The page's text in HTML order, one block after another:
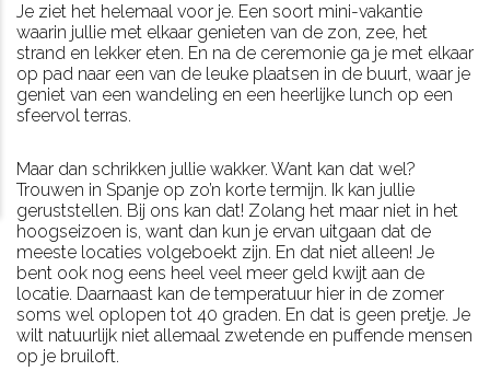
Je ziet het helemaal voor je. Een soort mini-vakantie
waarin jullie met elkaar genieten van de zon, zee, het
strand en lekker eten. En na de ceremonie ga je met elkaar
op pad naar een van de leuke plaatsen in de buurt, waar je
geniet van een wandeling en een heerlijke lunch op een
sfeervol terras.
Maar dan schrikken jullie wakker. Want kan dat wel?
Trouwen in Spanje op zo’n korte termijn. Ik kan jullie
geruststellen. Bij ons kan dat! Zolang het maar niet in het
hoogseizoen is, want dan kun je ervan uitgaan dat de
meeste locaties volgeboekt zijn. En dat niet alleen! Je
bent ook nog eens heel veel meer geld kwijt aan de
locatie. Daarnaast kan de temperatuur hier in de zomer
soms wel oplopen tot 40 graden. En dat is geen pretje. Je
wilt natuurlijk niet allemaal zwetende en puffende mensen
op je bruiloft.